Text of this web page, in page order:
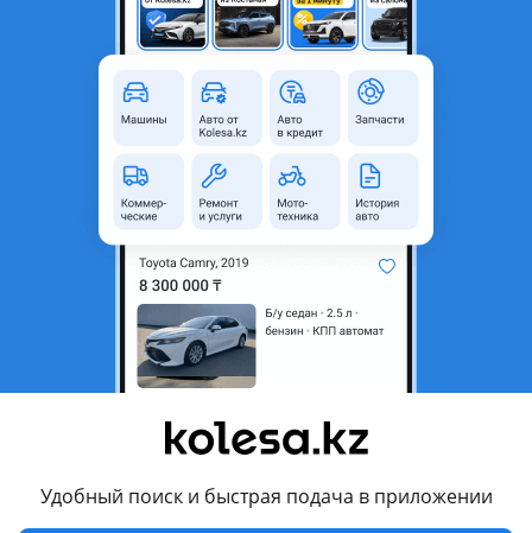
Удобный поиск и быстрая подача в приложении
Валюметр Мерседес Е 210, 2.2 CDI
Караганда, Карагандинская
область
Б/y
Оригинальность
Оригинал
Возможна рассрочка или
Да
Комментарий продавца
Валюметр Мерседес Е 210, 2.2 CDI